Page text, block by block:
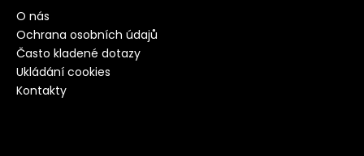
O nás
Ochrana osobních údajů
Často kladené dotazy
Ukládání cookies
Kontakty